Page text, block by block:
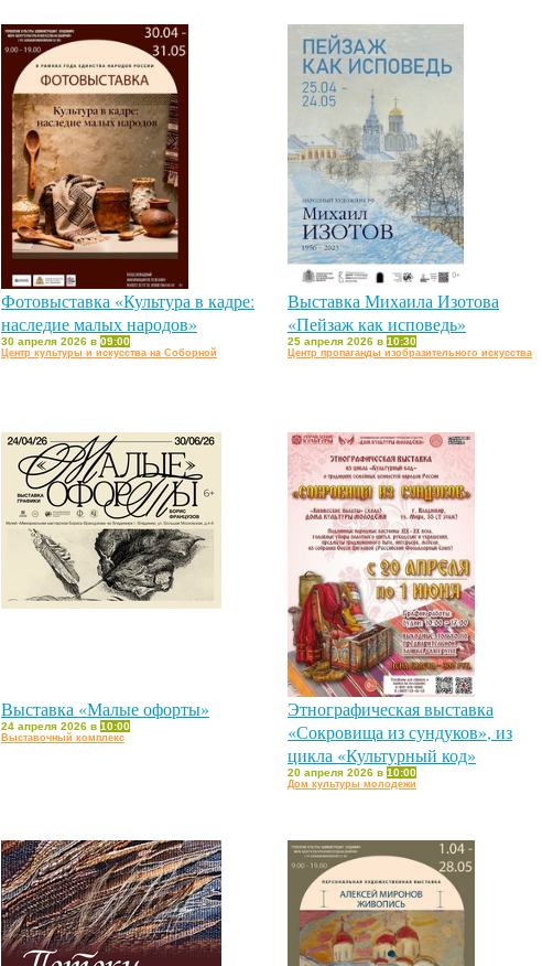
Фотовыставка «Культура в кадре:
наследие малых народов»
30 апреля 2026 в 09:00
Центр культуры и искусства на Соборной
Выставка Михаила Изотова
«Пейзаж как исповедь»
25 апреля 2026 в 10:30
Центр пропаганды изобразительного искусства
Выставка «Малые офорты»
24 апреля 2026 в 10:00
Выставочный комплекс
Этнографическая выставка
«Сокровища из сундуков», из
цикла «Культурный код»
20 апреля 2026 в 10:00
Дом культуры молодежи